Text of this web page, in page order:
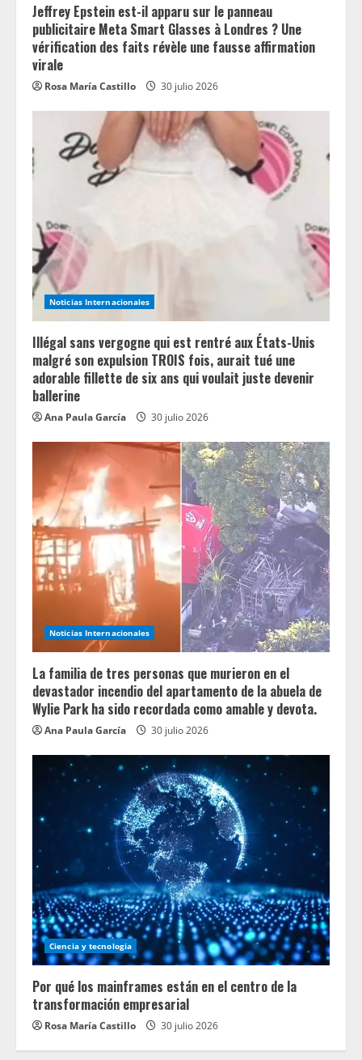
Jeffrey Epstein est-il apparu sur le panneau
publicitaire Meta Smart Glasses à Londres ? Une
vérification des faits révèle une fausse affirmation
virale
Rosa María Castillo 30 julio 2026
Noticias Internacionales
Illégal sans vergogne qui est rentré aux États-Unis
malgré son expulsion TROIS fois, aurait tué une
adorable fillette de six ans qui voulait juste devenir
ballerine
Ana Paula García 30 julio 2026
Noticias Internacionales
La familia de tres personas que murieron en el
devastador incendio del apartamento de la abuela de
Wylie Park ha sido recordada como amable y devota.
Ana Paula García 30 julio 2026
Ciencia y tecnologia
Por qué los mainframes están en el centro de la
transformación empresarial
Rosa María Castillo 30 julio 2026